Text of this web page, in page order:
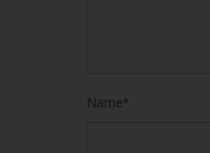
Name*